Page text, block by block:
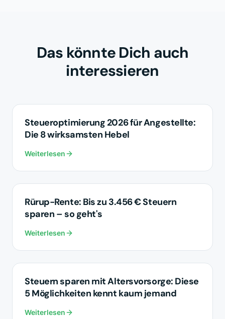
Das könnte Dich auch
interessieren
STEUEROPTIMIERUNG
Steueroptimierung 2026 für Angestellte:
Die 8 wirksamsten Hebel
Weiterlesen
STEUEROPTIMIERUNG
Rürup-Rente: Bis zu 3.456 € Steuern
sparen – so geht's
Weiterlesen
STEUEROPTIMIERUNG
Steuern sparen mit Altersvorsorge: Diese
5 Möglichkeiten kennt kaum jemand
Weiterlesen